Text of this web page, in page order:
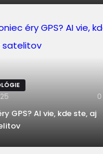
0
GPS? AI vie, kde ste, aj